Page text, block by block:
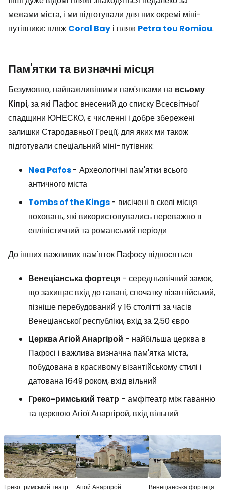
межами міста, і ми підготували для них окремі міні-
путівники: пляж Coral Bay і пляж Petra tou Romiou.
Пам'ятки та визначні місця
Безумовно, найважливішими пам'ятками на всьому
Кіпрі, за які Пафос внесений до списку Всесвітньої
спадщини ЮНЕСКО, є численні і добре збережені
залишки Стародавньої Греції, для яких ми також
підготували спеціальний міні-путівник:
Nea Pafos- Археологічні пам'ятки всього
античного міста
Tombs of the Kings- висічені в скелі місця
поховань, які використовувались переважно в
елліністичний та романський періоди
До інших важливих пам'яток Пафосу відносяться
Венеціанськафортеця - середньовічний замок,
що захищає вхід до гавані, спочатку візантійський,
пізніше перебудований у 16 столітті за часів
Венеціанської республіки, вхід за 2,50 євро
Церква Агіой Анаргірой - найбільша церква в
Пафосі і важлива визначна пам'ятка міста,
побудована в красивому візантійському стилі і
датована 1649 роком, вхід вільний
Греко-римський театр - амфітеатр між гаванню
та церквою Агіої Анаргірой, вхід вільний
Греко-римський театр Агіой Анаргірой Венеціанська фортеця